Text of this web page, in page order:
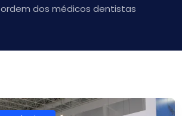
ordem dos médicos dentistas